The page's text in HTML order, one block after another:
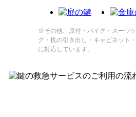
※その他、原付・バイク・スーツ
グ・机の引き出し・キャビネット
に対応しています。